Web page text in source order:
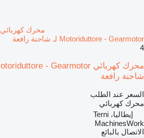
Motoriduttore - Gearmotor لـ شاحنة رافعة
4
شاحنة رافعة
السعر عند الطلب
محرك كهربائي
إيطاليا، Terni
MachinesWork
الاتصال بالبائع